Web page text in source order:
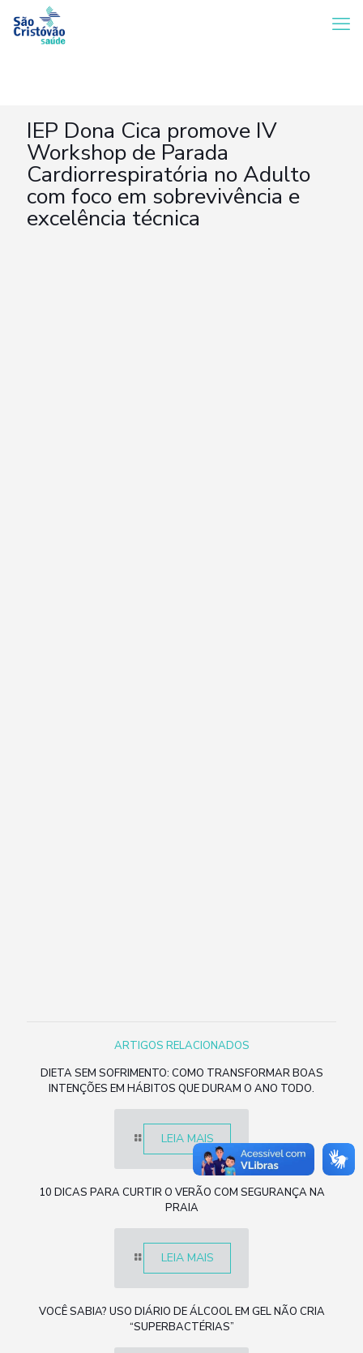
IEP Dona Cica promove IV
Workshop de Parada
Cardiorrespiratória no Adulto
com foco em sobrevivência e
excelência técnica
ARTIGOS RELACIONADOS
DIETA SEM SOFRIMENTO: COMO TRANSFORMAR BOAS
INTENÇÕES EM HÁBITOS QUE DURAM O ANO TODO.
LEIA MAIS
10 DICAS PARA CURTIR O VERÃO COM SEGURANÇA NA
PRAIA
LEIA MAIS
VOCÊ SABIA? USO DIÁRIO DE ÁLCOOL EM GEL NÃO CRIA
“SUPERBACTÉRIAS”